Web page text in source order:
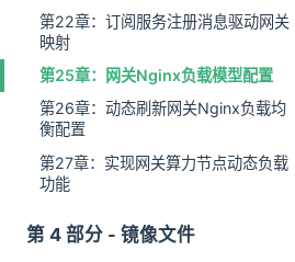
第22章：订阅服务注册消息驱动网关
映射
第25章：网关Nginx负载模型配置
第26章：动态刷新网关Nginx负载均
衡配置
第27章：实现网关算力节点动态负载
功能
第 4 部分 - 镜像文件